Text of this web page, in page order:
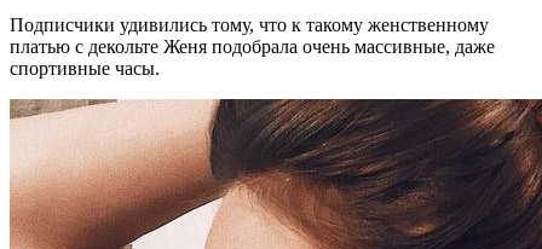
Подписчики удивились тому, что к такому женственному
платью с декольте Женя подобрала очень массивные, даже
спортивные часы.